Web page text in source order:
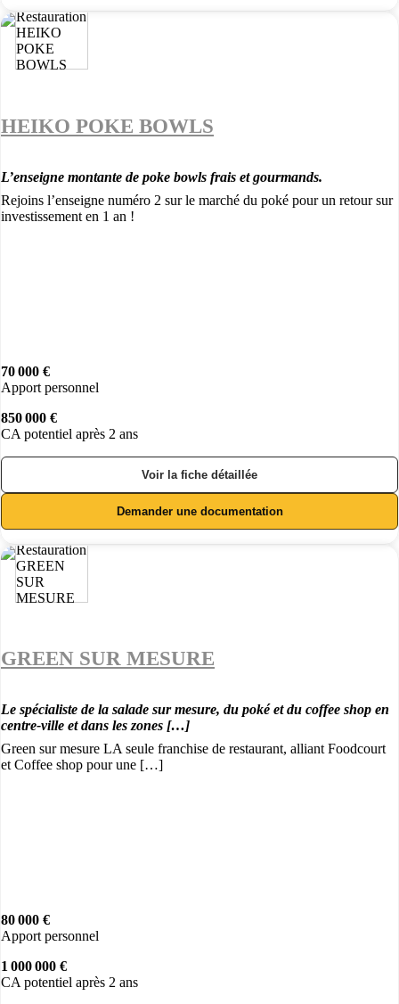
HEIKO POKE BOWLS
L’enseigne montante de poke bowls frais et gourmands.
Rejoins l’enseigne numéro 2 sur le marché du poké pour un retour sur
investissement en 1 an !
70 000 €
Apport personnel
850 000 €
CA potentiel après 2 ans
Voir la fiche détaillée
Demander une documentation
GREEN SUR MESURE
Le spécialiste de la salade sur mesure, du poké et du coffee shop en
centre-ville et dans les zones […]
Green sur mesure LA seule franchise de restaurant, alliant Foodcourt
et Coffee shop pour une […]
80 000 €
Apport personnel
1 000 000 €
CA potentiel après 2 ans